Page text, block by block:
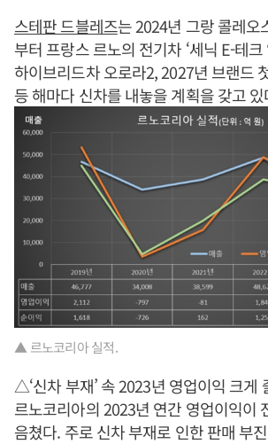
스테판 드블레즈는 2024년 그랑 콜레오
부터 프랑스 르노의 전기차 ‘세닉 E-테
하이브리드차 오로라2, 2027년 브랜드
등 해마다 신차를 내놓을 계획을 갖고 있
▲ 르노코리아 실적.
△‘신차 부재’ 속 2023년 영업이익 크게
르노코리아의 2023년 연간 영업이익이
음쳤다. 주로 신차 부재로 인한 판매 부